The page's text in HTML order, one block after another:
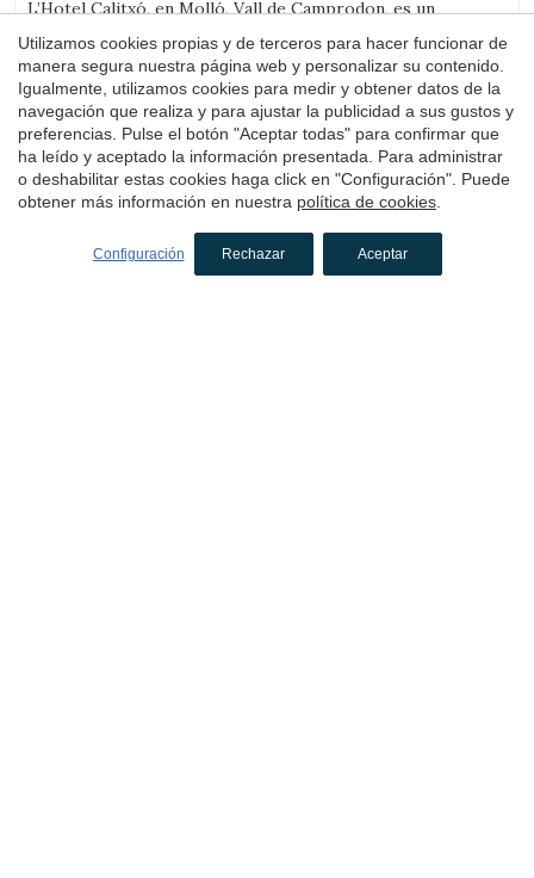
L’Hotel Calitxó, en Molló, Vall de Camprodon, es un
de la estación de esquí Vallter 2000. Ideal para una estancia
tranquila en el Pirineo de Girona.
1 noche desde
84€ Reservar
Utilizamos cookies propias y de terceros para hacer funcionar de
manera segura nuestra página web y personalizar su contenido.
Igualmente, utilizamos cookies para medir y obtener datos de la
navegación que realiza y para ajustar la publicidad a sus gustos y
preferencias. Pulse el botón "Aceptar todas" para confirmar que
ha leído y aceptado la información presentada. Para administrar
o deshabilitar estas cookies haga click en "Configuración". Puede
obtener más información en nuestra política de cookies
Configuración Rechazar Aceptar